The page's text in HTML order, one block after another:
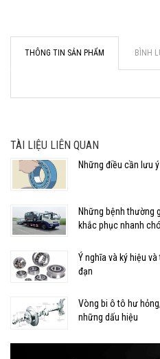
THÔNG TIN SẢN PHẨM BÌNH
TÀI LIỆU LIÊN QUAN
Những điều cần lưu
Những bệnh thường
khắc phục nhanh
Ý nghĩa và ký hiệu
đạn
Vòng bi ô tô hư
những dấu hiệu